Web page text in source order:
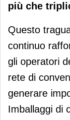
più che
Questo
continuo
gli operatori
rete di
generare
Imballaggi di